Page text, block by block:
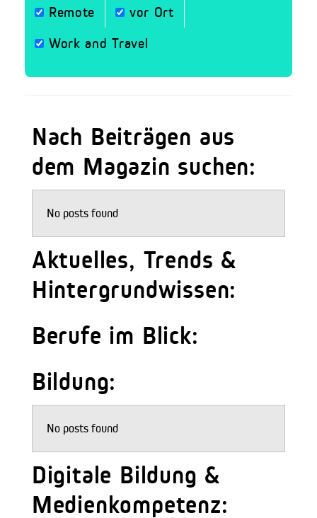
Remote vor Ort
Work and Travel
Nach Beiträgen aus
dem Magazin suchen:
No posts found
Aktuelles, Trends &
Hintergrundwissen:
Berufe im Blick:
Bildung:
No posts found
Digitale Bildung &
Medienkompetenz: